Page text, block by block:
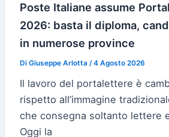
Poste Italiane assume
2026: basta il diploma,
in numerose province
DiGiuseppe Arlotta/4 Agosto 2026
Il lavoro del portalettere è
rispetto all’immagine
che consegna soltanto lettere
Oggi la